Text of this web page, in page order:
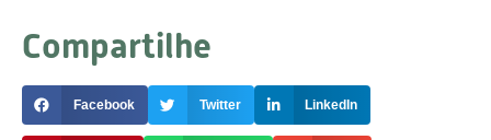
Compartilhe
Facebook Twitter LinkedIn